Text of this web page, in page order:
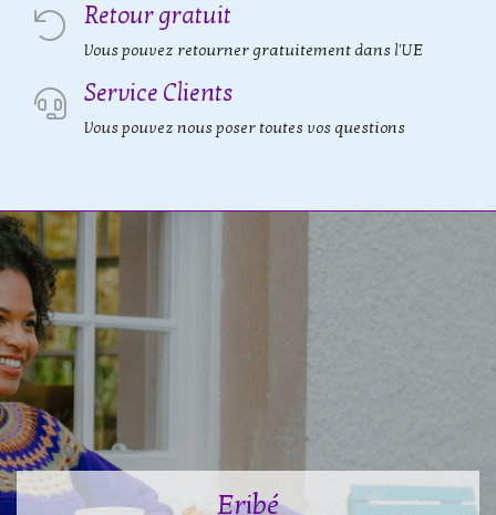
Retour gratuit
Vous pouvez retourner gratuitement dans l'UE
Service Clients
Vous pouvez nous poser toutes vos questions
Eribé